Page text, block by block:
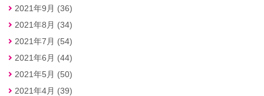
2021年9月 (36)
2021年8月 (34)
2021年7月 (54)
2021年6月 (44)
2021年5月 (50)
2021年4月 (39)